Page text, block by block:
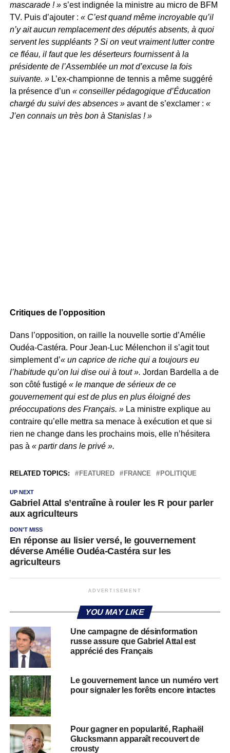
mascarade ! »s’est indignée la ministre au micro de BFM
TV. Puis d’ajouter : « C’est quand même incroyable qu’il
n’y ait aucun remplacement des députés absents, à quoi
servent les suppléants ? Si on veut vraiment lutter contre
ce fléau, il faut que les déserteurs fournissent à la
présidente de l’Assemblée un mot d’excuse la fois
suivante. »L’ex-championne de tennis a même suggéré
la présence d’un « conseiller pédagogique d’Éducation
chargé du suivi des absences »avant de s’exclamer : «
J’en connais un très bon à Stanislas ! »
Critiques de l’opposition
Dans l’opposition, on raille la nouvelle sortie d’Amélie
Oudéa-Castéra. Pour Jean-Luc Mélenchon il s’agit tout
simplement d’« un caprice de riche qui a toujours eu
l’habitude qu’on lui dise oui à tout ». Jordan Bardella a de
son côté fustigé« le manque de sérieux de ce
gouvernement qui est de plus en plus éloigné des
préoccupations des Français. » La ministre explique au
contraire qu’elle mettra sa menace à exécution et que si
rien ne change dans les prochains mois, elle n’hésitera
pas à « partir dans le privé ».
RELATED TOPICS: FEATURED FRANCE POLITIQUE
UP NEXT
Gabriel Attal s’entraîne à rouler les R pour parler
aux agriculteurs
DON'T MISS
En réponse au lisier versé, le gouvernement
déverse Amélie Oudéa-Castéra sur les
agriculteurs
ADVERTISEMENT
YOU MAY LIKE
Une campagne de désinformation
russe assure que Gabriel Attal est
apprécié des Français
Le gouvernement lance un numéro vert
pour signaler les forêts encore intactes
Pour gagner en popularité, Raphaël
Glucksmann apparaît recouvert de
crousty